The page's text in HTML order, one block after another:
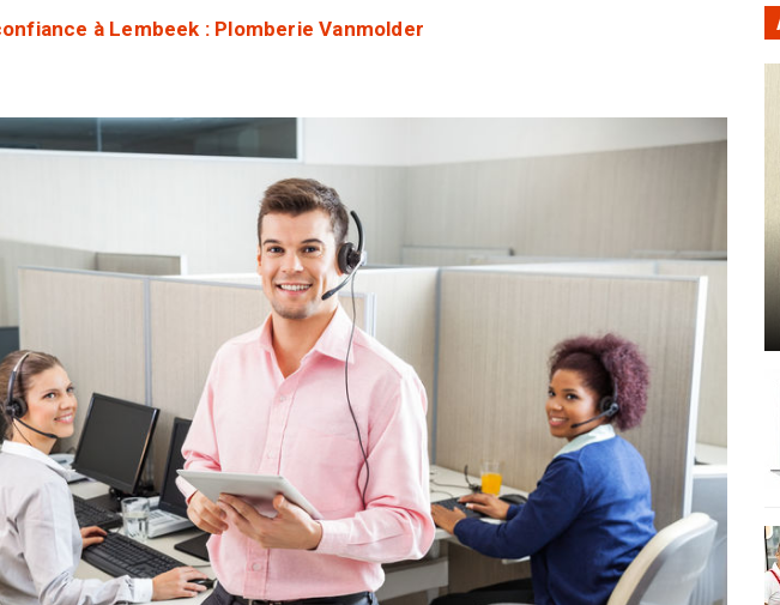
à Lembeek : Plomberie Vanmolder